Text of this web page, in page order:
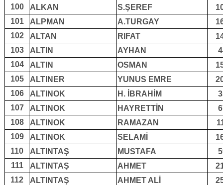
100 ALKAN S.ŞEREF
101
ALPMAN A.TURGAY
102
ALTAN RIFAT
103
ALTIN AYHAN
104
ALTIN OSMAN
105
ALTINER YUNUS EMRE
106
ALTINOK H. İBRAHİM
107
ALTINOK HAYRETTİN
108
ALTINOK RAMAZAN
109
ALTINOK SELAMİ
110
ALTINTAŞ MUSTAFA
111
ALTINTAŞ AHMET
112
ALTINTAŞ AHMET ALİ